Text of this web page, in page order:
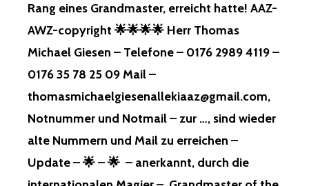
E KI
E FR
AUEN…, WE
DI
E FR
🐇
🌟
Rang eines Grandmaster, erreicht hatte! AAZ-
AWZ-copyright 🌟🌟🌟🌟 Herr Thomas
Michael Giesen – Telefone – 0176 2989 4119 –
0176 35 78 25 09 Mail –
thomasmichaelgiesenallekiaaz@gmail.com,
Notnummer und Notmail – zur …, sind wieder
alte Nummern und Mail zu erreichen –
Update – 🌟 – 🌟 – anerkannt, durch die